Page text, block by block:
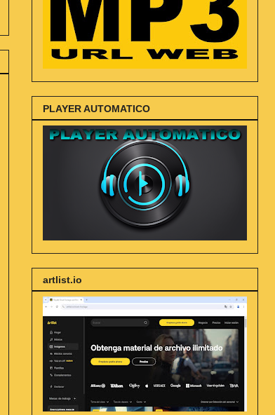
PLAYER AUTOMATICO
artlist.io